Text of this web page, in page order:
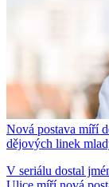
Nová postava míří
dějových linek
V seriálu dostal